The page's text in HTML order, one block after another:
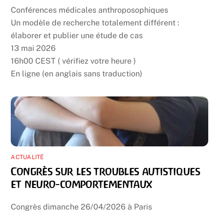
Conférences médicales anthroposophiques
Un modèle de recherche totalement différent :
élaborer et publier une étude de cas
13 mai 2026
16h00 CEST ( vérifiez votre heure )
En ligne (en anglais sans traduction)
ACTUALITÉ
Congrès sur les troubles autistiques
et neuro-comportementaux
Congrès dimanche 26/04/2026 à Paris